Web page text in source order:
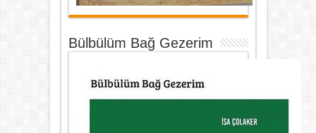
Bülbülüm Bağ Gezerim